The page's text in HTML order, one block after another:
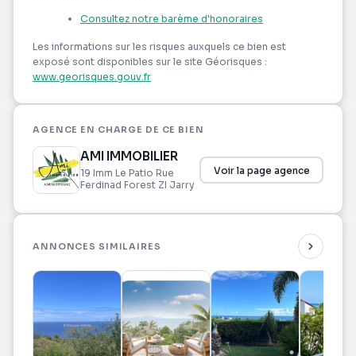
???? Les atouts :
Idéal pour un investissement patrimonial ou locatif
Consultez notre barème d'honoraires
Les informations sur les risques auxquels ce bien est
exposé sont disponibles sur le site Géorisques :
www.georisques.gouv.fr
AGENCE EN CHARGE DE CE BIEN
AMI IMMOBILIER
19 Imm Le Patio Rue
Ferdinad Forest ZI Jarry
Voir la page agence
ANNONCES SIMILAIRES